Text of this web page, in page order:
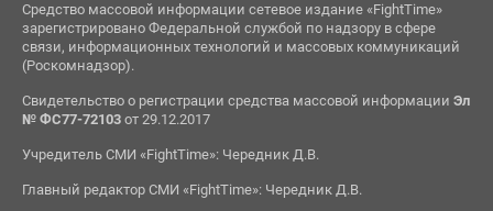
Средство массовой информации сетевое издание «FightTime»
зарегистрировано Федеральной службой по надзору в сфере
связи, информационных технологий и массовых коммуникаций
(Роскомнадзор).
Свидетельство о регистрации средства массовой информации Эл
№ ФС77-72103от 29.12.2017
Учредитель СМИ «FightTime»: Чередник Д.В.
Главный редактор СМИ «FightTime»: Чередник Д.В.